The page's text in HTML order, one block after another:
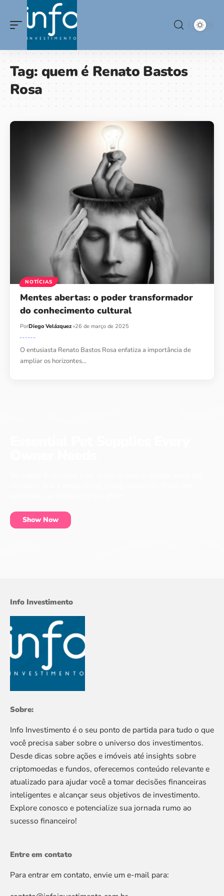
Tag:quem é Renato Bastos
Rosa
NOTÍCIAS
Mentes abertas: o poder transformador
do conhecimento cultural
PorDiego Velázquez 26 de março de 2025
O entusiasta Renato Bastos Rosa enfatiza a importância de
ampliar os horizontes…
Show Now
Info Investimento
Sobre:
Info Investimento é o seu ponto de partida para tudo o que
você precisa saber sobre o universo dos investimentos.
Desde dicas sobre ações e imóveis até insights sobre
criptomoedas e fundos, oferecemos conteúdo relevante e
atualizado para ajudar você a tomar decisões financeiras
inteligentes e alcançar seus objetivos de investimento.
Explore conosco e potencialize sua jornada rumo ao
sucesso financeiro!
Entre em contato
Para entrar em contato, envie um e-mail para: